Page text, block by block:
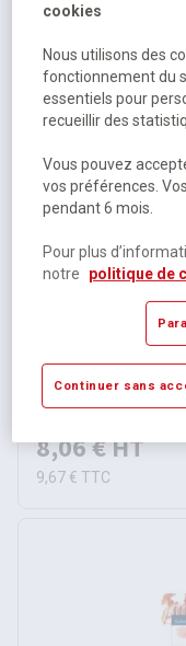
Disponible
1,39 €HT
1,67 €TTC
Set porte plume +
Disponible
8,06 €HT
9,67 € TTC
cookies
Nous utilisons des
fonctionnement du
essentiels pour
recueillir des
Vous pouvez
vos préférences.
pendant 6 mois.
Pour plus
notre
politique de
Continuer sans